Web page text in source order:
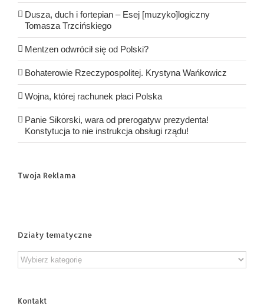
Dusza, duch i fortepian – Esej [muzyko]logiczny
Tomasza Trzcińskiego
Mentzen odwrócił się od Polski?
Bohaterowie Rzeczypospolitej. Krystyna Wańkowicz
Wojna, której rachunek płaci Polska
Panie Sikorski, wara od prerogatyw prezydenta!
Konstytucja to nie instrukcja obsługi rządu!
Twoja Reklama
Działy tematyczne
Działy
tematyczne
Kontakt